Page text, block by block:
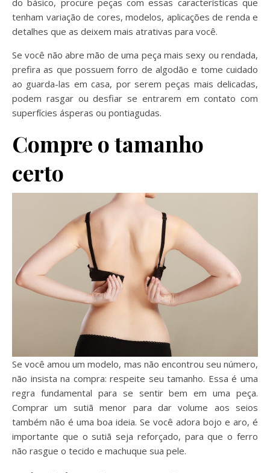
tenham variação de cores, modelos, aplicações de renda e
detalhes que as deixem mais atrativas para você.
Se você não abre mão de uma peça mais sexy ou rendada,
prefira as que possuem forro de algodão e tome cuidado
ao guarda-las em casa, por serem peças mais delicadas,
podem rasgar ou desfiar se entrarem em contato com
superfícies ásperas ou pontiagudas.
Compre o tamanho
certo
Se você amou um modelo, mas não encontrou seu número,
não insista na compra: respeite seu tamanho. Essa é uma
regra fundamental para se sentir bem em uma peça.
Comprar um sutiã menor para dar volume aos seios
também não é uma boa ideia. Se você adora bojo e aro, é
importante que o sutiã seja reforçado, para que o ferro
não rasgue o tecido e machuque sua pele.